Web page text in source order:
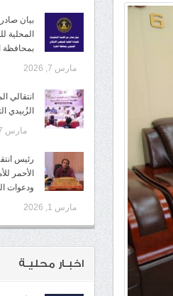
بيان صادر
المحلية
بمحافظة
مارس 7, 2026
انتقالي
الزُبيدي
مارس 7, 2026
رئيس
الأحمر
ودعوات
مارس 1, 2026
اخبـار محليـة